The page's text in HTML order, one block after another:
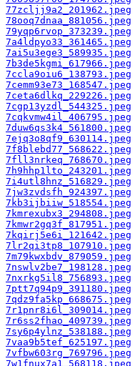
77zcljj9a2_201962.jpeg
78ooq7dnaa_881056.jpeg
79yqp6rvop_373239.jpeg
7a4ldpyo33_361465.jpeg
7ai5u3ege3_589935.jpeg
7b3de5kgmi_617966.jpeg
7ccla9oiu6_138793.jpeg
7cemm93e73_168547.jpeg
7ceta6dlkq_229226.jpeg
7cgp13yzdl_544325.jpeg
7cqkvmw4il_406795.jpeg
7duw6qs3k4_561800.jpeg
7ejq3o8qf9_630114.jpeg
7f8blebd77_568622.jpeg
7fll3nrkeq_768670.jpeg
7h9hhp1lto_243201.jpeg
7i4utl8hnz_516829.jpeg
7jw3zvdsfh_924397.jpeg
7kb3ijbiiw_518554.jpeg
7kmrexubx3_294808.jpeg
7kmwr2gq3f_817951.jpeg
7kqirj5e6i_121642.jpeg
7lr2qi3tp8_107910.jpeg
7m79kwxbdv_879059.jpeg
7nswlv2be7_198128.jpeg
7nxrkg5il8_756893.jpeg
7ptt7q94p9_391180.jpeg
7qdz9fa5kp_668675.jpeg
7r1pnr8i6l_309014.jpeg
7r6ss2fhao_409739.jpeg
7sy6p4ylnz_538188.jpeg
7vaa9b5tef_625197.jpeg
7vfbw603rg_769796.jpeg
7w1fnux7a1_568118.jpeg